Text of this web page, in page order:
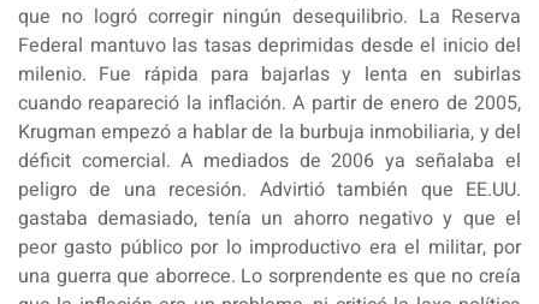
que no logró corregir ningún desequilibrio. La Reserva
Federal mantuvo las tasas deprimidas desde el inicio del
milenio. Fue rápida para bajarlas y lenta en subirlas
cuando reapareció la inflación. A partir de enero de 2005,
Krugman empezó a hablar de la burbuja inmobiliaria, y del
déficit comercial. A mediados de 2006 ya señalaba el
peligro de una recesión. Advirtió también que EE.UU.
gastaba demasiado, tenía un ahorro negativo y que el
peor gasto público por lo improductivo era el militar, por
una guerra que aborrece. Lo sorprendente es que no creía